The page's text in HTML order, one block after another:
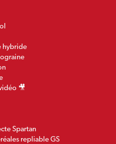
hybride
🎥
Spartan
repliable GS